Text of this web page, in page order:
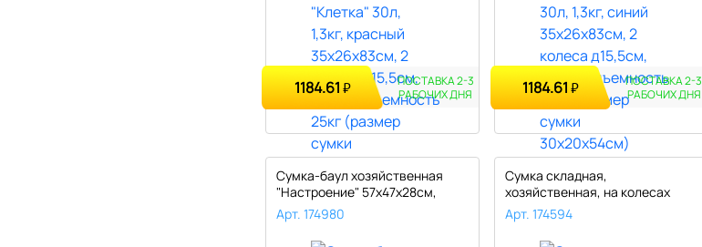
1184.61 ₽
ПОСТАВКА 2-3
РАБОЧИХ ДНЯ
1184.61₽
ПОСТАВКА 2-3
РАБОЧИХ ДНЯ
Сумка-баул хозяйственная
"Настроение" 57х47х28см,
полип..
Арт. 174980
Сумка складная,
хозяйственная, на колесах
"Модница-1" 2..
Арт. 174594